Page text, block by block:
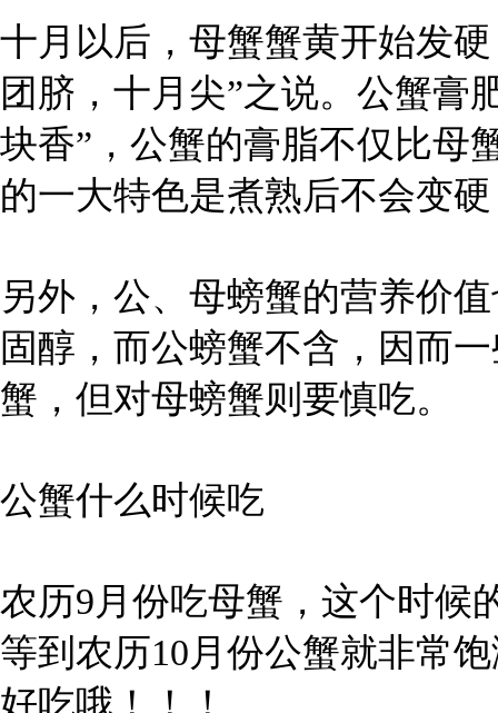
十月以后，母蟹蟹黄开始发
团脐，十月尖”之说。公蟹膏
块香”，公蟹的膏脂不仅比母
的一大特色是煮熟后不会变
另外，公、母螃蟹的营养价
固醇，而公螃蟹不含，因而
蟹，但对母螃蟹则要慎吃。
公蟹什么时候吃
农历9月份吃母蟹，这个时候
等到农历10月份公蟹就非常
好吃哦！！！